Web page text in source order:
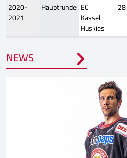
2020-
2021
Hauptrunde EC
Kassel
Huskies
28
NEWS